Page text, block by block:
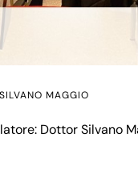
MAGGIO
Dottor Silvano